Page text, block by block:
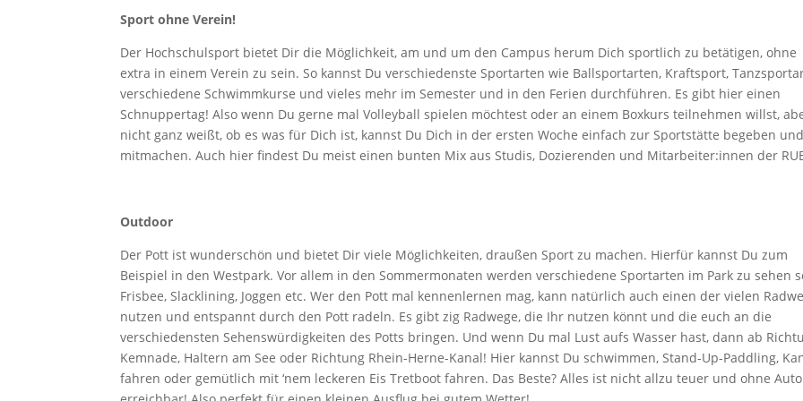
Sport ohne Verein!
Der Hochschulsport bietet Dir die Möglichkeit, am und um den Campus herum Dich sportlich zu betätigen, ohne
extra in einem Verein zu sein. So kannst Du verschiedenste Sportarten wie Ballsportarten, Kraftsport,
verschiedene Schwimmkurse und vieles mehr im Semester und in den Ferien durchführen. Es gibt hier einen
Schnuppertag! Also wenn Du gerne mal Volleyball spielen möchtest oder an einem Boxkurs teilnehmen willst,
nicht ganz weißt, ob es was für Dich ist, kannst Du Dich in der ersten Woche einfach zur Sportstätte begeben und
mitmachen. Auch hier findest Du meist einen bunten Mix aus Studis, Dozierenden und Mitarbeiter:innen der
Outdoor
Der Pott ist wunderschön und bietet Dir viele Möglichkeiten, draußen Sport zu machen. Hierfür kannst Du zum
Beispiel in den Westpark. Vor allem in den Sommermonaten werden verschiedene Sportarten im Park zu sehen
Frisbee, Slacklining, Joggen etc. Wer den Pott mal kennenlernen mag, kann natürlich auch einen der vielen
nutzen und entspannt durch den Pott radeln. Es gibt zig Radwege, die Ihr nutzen könnt und die euch an die
verschiedensten Sehenswürdigkeiten des Potts bringen. Und wenn Du mal Lust aufs Wasser hast, dann ab
Kemnade, Haltern am See oder Richtung Rhein-Herne-Kanal! Hier kannst Du schwimmen, Stand-Up-Paddling,
fahren oder gemütlich mit ‘nem leckeren Eis Tretboot fahren. Das Beste? Alles ist nicht allzu teuer und ohne Auto